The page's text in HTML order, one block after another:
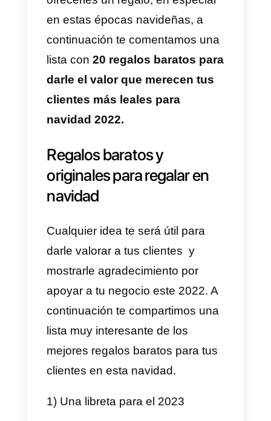
es demostrarle que ellos son los
embajadores de tu marca y que
gracias a ellos tu marca se
mantiene más sólida que nunca.
Una forma de demostrarle a tus
clientes más leales el valor que
tienen para tu empresa es
ofrecerles un regalo, en especial
en estas épocas navideñas, a
continuación te comentamos una
lista con20 regalos baratos
darle el valor que merecen tus
clientes más leales para
navidad 2022.
Regalos baratos y